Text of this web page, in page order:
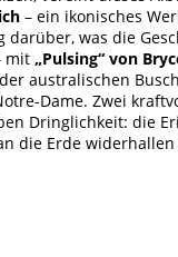
– ein ikonisches
darüber, was die
mit „Pulsing“ von
australischen
Dame. Zwei
Dringlichkeit: die
die Erde widerhallen